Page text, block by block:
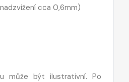
cca 0,6mm)
může být ilustrativní. Po